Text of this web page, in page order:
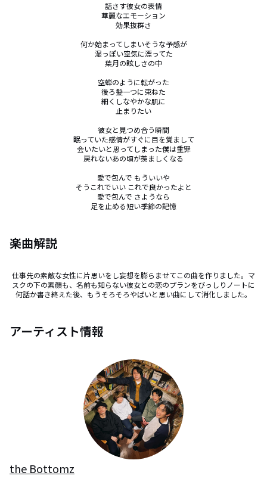
話さす彼女の表情
華麗なエモーション
効果抜群さ
何か始まってしまいそうな予感が
湿っぽい空気に漂ってた
葉月の眩しさの中
空蝉のように転がった
後ろ髪一つに束ねた
細くしなやかな肌に
止まりたい
彼女と見つめ合う瞬間
眠っていた感情がすぐに目を覚まして
会いたいと思ってしまった僕は重罪
戻れないあの頃が羨ましくなる
愛で包んで もういいや
そうこれでいい これで良かったよと
愛で包んで さようなら
足を止める短い季節の記憶
楽曲解説
仕事先の素敵な女性に片思いをし妄想を膨らませてこの曲を作りました。マ
スクの下の素顔も、名前も知らない彼女との恋のプランをびっしりノートに
何話か書き終えた後、もうそろそろやばいと思い曲にして消化しました。
アーティスト情報
the Bottomz